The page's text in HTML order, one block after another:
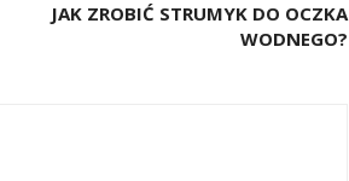
JAK ZROBIĆ STRUMYK DO OCZKA
WODNEGO?